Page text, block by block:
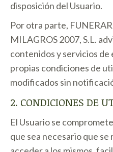
disposición del Usuario.
Por otra parte,
MILAGROS 2007, S.L.
contenidos y servicios de
propias condiciones de
modificados sin
2. CONDICIONES DE
El Usuario se
que sea necesario que